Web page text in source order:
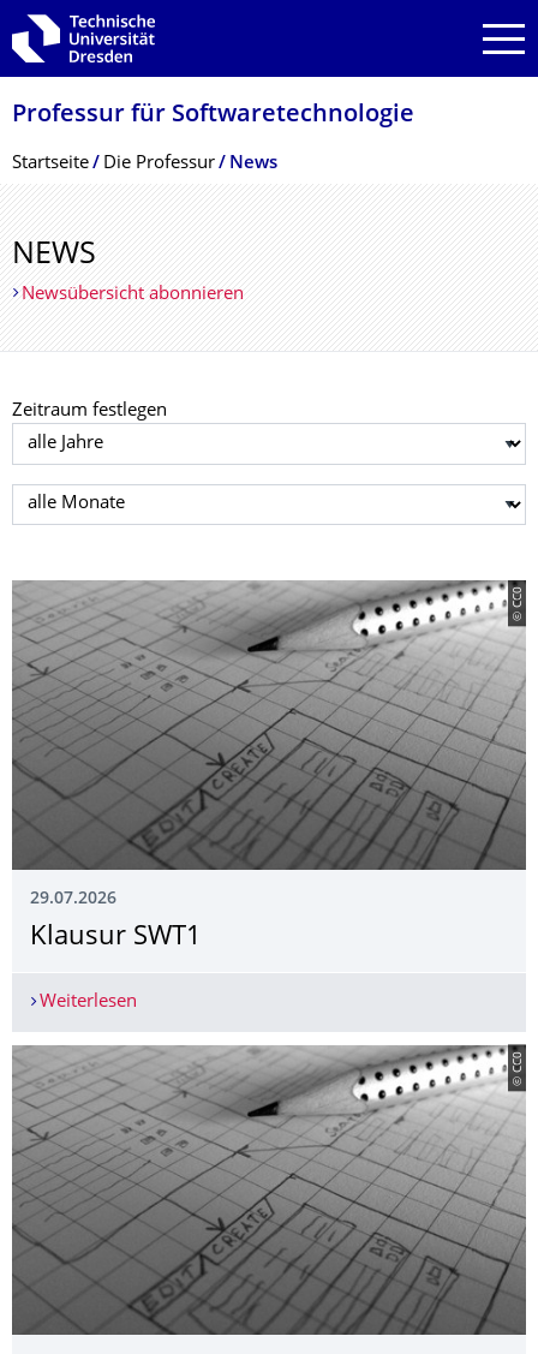
Zur Hauptnavigation springen
Zur Suche springen
Zum Inhalt springen
Professur für Softwaretechnolo­gie
Breadcrumb-Menü
Startseite Die Professur News
NEWS
Newsübersicht abonnieren
Zeitraum festlegen
Jahr auswählen
Monat auswählen
© CC0
29.07.2026
Klausur SWT1
Weiterlesen
© CC0